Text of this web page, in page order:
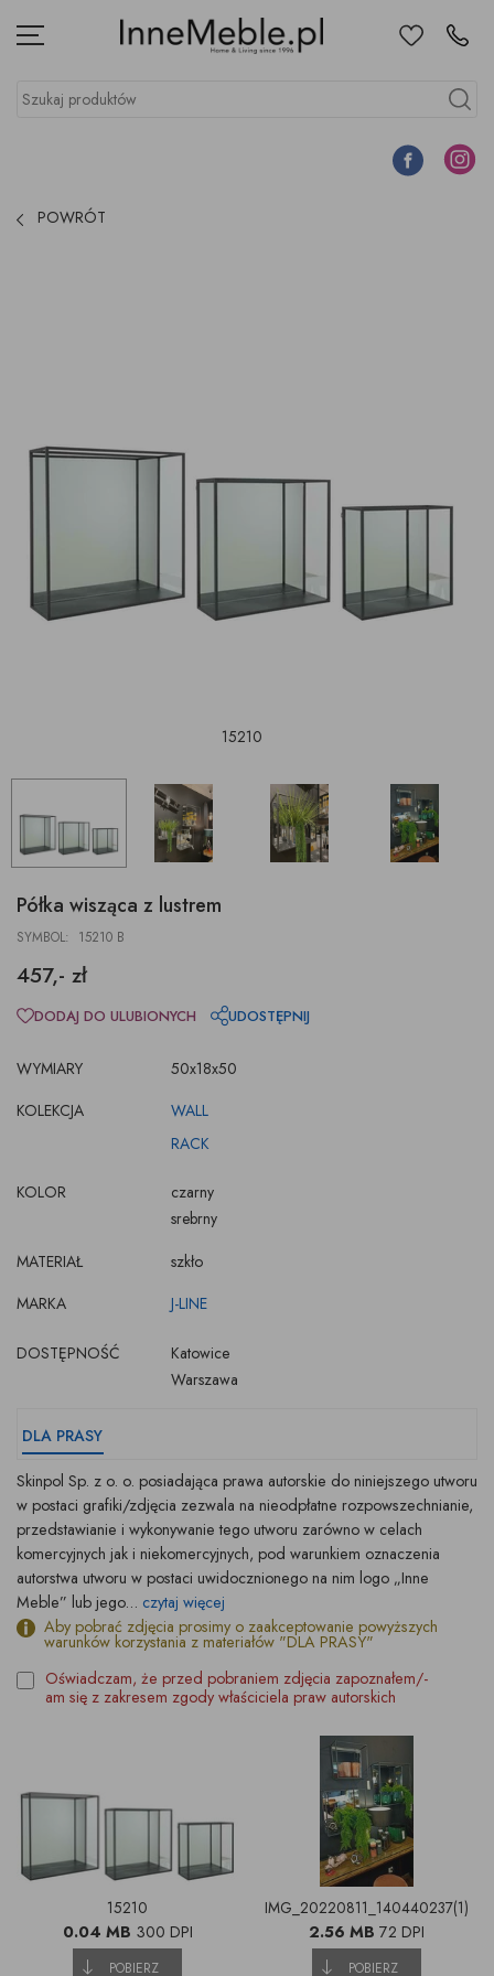
Menu UlubioneKontakt
Szukaj produktów
Szukaj
Facebook
POWRÓT
15210
Półka wisząca z lustrem
SYMBOL: 15210 B
457,- zł
WYMIARY
50x18x50
KOLEKCJA
WALL
RACK
KOLOR
czarny
srebrny
MATERIAŁ
szkło
MARKA
J-LINE
DOSTĘPNOŚĆ
Katowice
Warszawa
DODAJ DO ULUBIONYCH UDOSTĘPNIJ
DLA PRASY
Skinpol Sp. z o. o. posiadająca prawa autorskie do niniejszego utworu
w postaci grafiki/zdjęcia zezwala na nieodpłatne rozpowszechnianie,
przedstawianie i wykonywanie tego utworu zarówno w celach
komercyjnych jak i niekomercyjnych, pod warunkiem oznaczenia
autorstwa utworu w postaci uwidocznionego na nim logo „Inne
Meble” lub jego... czytaj więcej
Aby pobrać zdjęcia prosimy o zaakceptowanie powyższych
warunków korzystania z materiałów "DLA PRASY"
Oświadczam, że przed pobraniem zdjęcia zapoznałem/-
am się z zakresem zgody właściciela praw autorskich
15210
0.04 MB 300 DPI
POBIERZ
IMG_20220811_140440237(1)
2.56 MB 72 DPI
POBIERZ